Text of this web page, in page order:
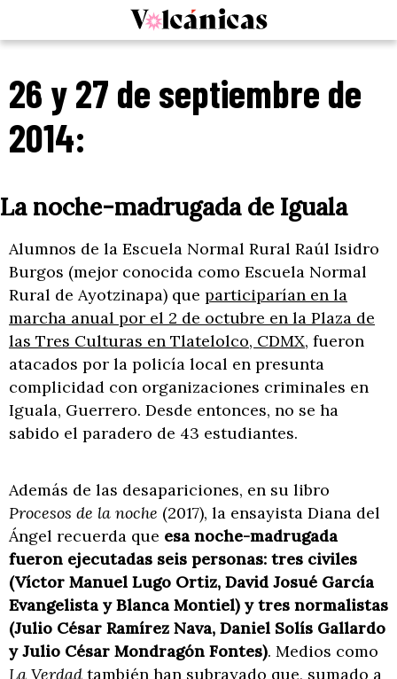
26 y 27 de septiembre de
2014:
La noche-madrugada de Iguala
Alumnos de la Escuela Normal Rural Raúl Isidro
Burgos (mejor conocida como Escuela Normal
Rural de Ayotzinapa) que participarían en la
marcha anual por el 2 de octubre en la Plaza de
las Tres Culturas en Tlatelolco, CDMX, fueron
atacados por la policía local en presunta
complicidad con organizaciones criminales en
Iguala, Guerrero. Desde entonces, no se ha
sabido el paradero de 43 estudiantes.
Además de las desapariciones, en su libro
Procesos de la noche (2017), la ensayista Diana del
Ángel recuerda que esa noche-madrugada
fueron ejecutadas seis personas: tres civiles
(Víctor Manuel Lugo Ortiz, David Josué García
Evangelista y Blanca Montiel) y tres normalistas
(Julio César Ramírez Nava, Daniel Solís Gallardo
y Julio César Mondragón Fontes). Medios como
La Verdad también han subrayado que, sumado a